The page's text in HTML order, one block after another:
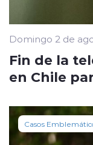
Domingo 2 de
Fin de la
en Chile
Casos